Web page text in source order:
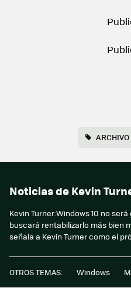
Noticias de Kevin
Kevin Turner:Windows 10 no
buscará rentabilizarlo más bien
señala a Kevin Turner como el
OTROS TEMAS: Windows